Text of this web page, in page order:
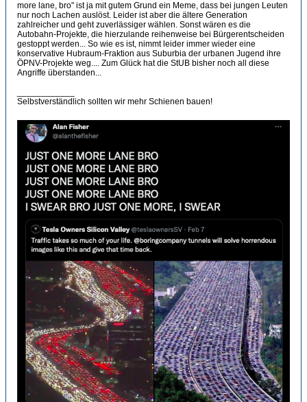
more lane, bro" ist ja mit gutem Grund ein Meme, dass bei jungen Leuten
nur noch Lachen auslöst. Leider ist aber die ältere Generation
zahlreicher und geht zuverlässiger wählen. Sonst wären es die
Autobahn-Projekte, die hierzulande reihenweise bei Bürgerentscheiden
gestoppt werden... So wie es ist, nimmt leider immer wieder eine
konservative Hubraum-Fraktion aus Suburbia der urbanen Jugend ihre
ÖPNV-Projekte weg.... Zum Glück hat die StUB bisher noch all diese
Angriffe überstanden...
Selbstverständlich sollten wir mehr Schienen bauen!